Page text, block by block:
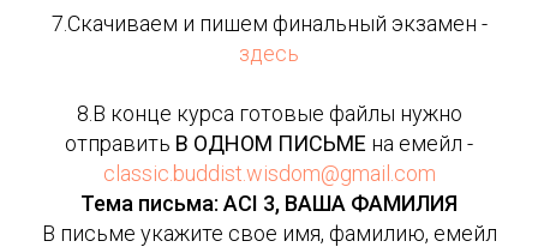
7.Скачиваем и пишем финальный экзамен -
здесь
8.В конце курса готовые файлы нужно
отправить В ОДНОМ ПИСЬМЕ на емейл -
classic.buddist.wisdom@gmail.com
Тема письма: ACI 3, ВАША ФАМИЛИЯ
В письме укажите свое имя, фамилию, емейл